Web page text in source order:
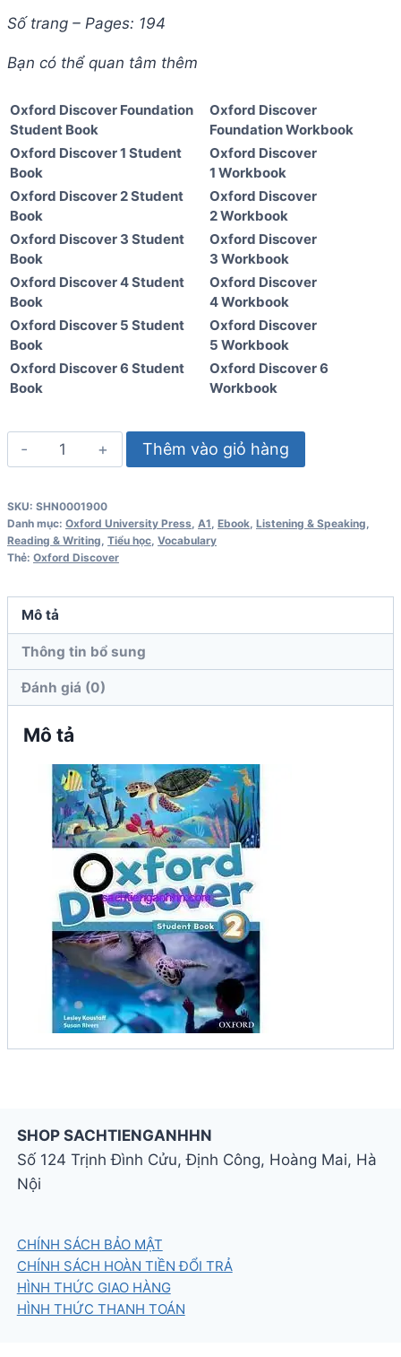
Số trang – Pages: 194
Bạn có thể quan tâm thêm
Oxford Discover Foundation
Student Book
Oxford Discover
Foundation Workbook
Oxford Discover 1 Student
Book
Oxford Discover
1 Workbook
Oxford Discover 2 Student
Book
Oxford Discover
2 Workbook
Oxford Discover 3 Student
Book
Oxford Discover
3 Workbook
Oxford Discover 4 Student
Book
Oxford Discover
4 Workbook
Oxford Discover 5 Student
Book
Oxford Discover
5 Workbook
Oxford Discover 6 Student
Book
Oxford Discover 6
Workbook
Oxford
Discover
Student
Book
số
Thêm vào giỏ hàng
SKU: SHN0001900
Danh mục: Oxford University Press, A1, Ebook, Listening & Speaking,
Reading & Writing, Tiểu học, Vocabulary
Thẻ: Oxford Discover
Mô tả
Thông tin bổ sung
Đánh giá (0)
Mô tả
SHOP SACHTIENGANHHN
Số 124 Trịnh Đình Cửu, Định Công, Hoàng Mai, Hà
Nội
CHÍNH SÁCH BẢO MẬT
CHÍNH SÁCH HOÀN TIỀN ĐỔI TRẢ
HÌNH THỨC GIAO HÀNG
HÌNH THỨC THANH TOÁN